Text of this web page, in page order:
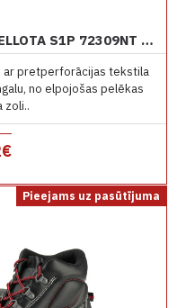
DARBA DROŠĪBAS ZĀBAKI BELLOTA S1P 72309NT AR NITRILA ZOLI
ar pretperforācijas tekstila
no elpojošas pelēkas
zoli..
Pieejams uz pasūtījuma